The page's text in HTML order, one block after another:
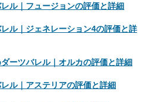
ル｜フュージョンの評価と詳細
ル｜ジェネレーション4の評価と詳
ーツバレル｜オルカの評価と詳細
ル｜アステリアの評価と詳細